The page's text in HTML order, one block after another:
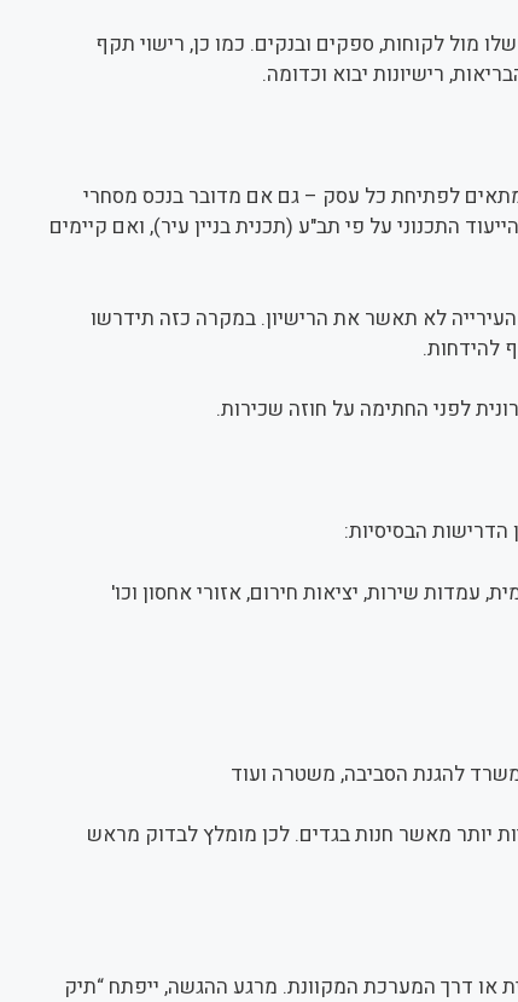
מול לקוחות, ספקים ובנקים. כמו כן, רישוי תקף
רישיונות יבוא וכדומה.
לפתיחת כל עסק – גם אם מדובר בנכס מסחרי
התכנוני על פי תב"ע (תכנית בניין עיר), ואם
לא תאשר את הרישיון. במקרה כזה תידרשו
להידחות.
לפני החתימה על חוזה שכירות.
הבסיסיות:
להגנת הסביבה, משטרה ועוד
יותר מאשר חנות בגדים. לכן מומלץ לבדוק מראש
או דרך המערכת המקוונת. מרגע ההגשה, ייפתח “תיק